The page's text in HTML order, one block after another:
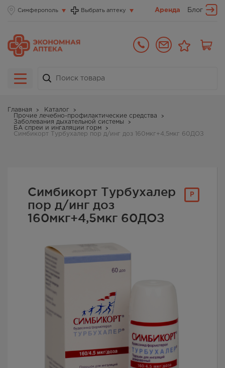
Симферополь Выбрать аптеку Аренда Блог
Главная
Каталог
Прочие лечебно-профилактические средства
Заболевания дыхательной системы
БА спреи и ингаляции горм
Симбикорт Турбухалер пор д/инг доз 160мкг+4,5мкг 60ДОЗ
Р
Симбикорт Турбухалер
пор д/инг доз
160мкг+4,5мкг 60ДОЗ